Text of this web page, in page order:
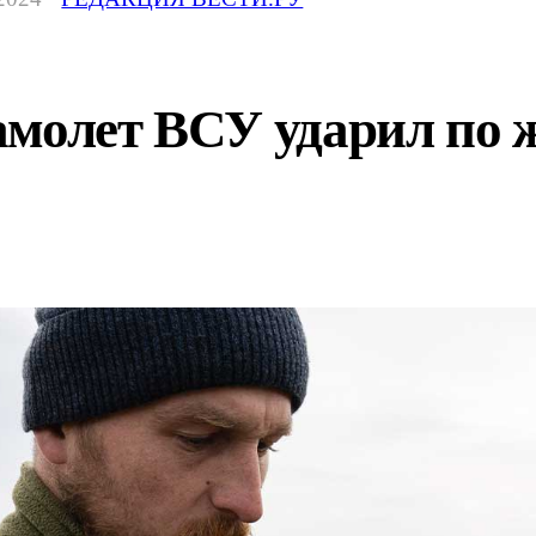
ВСУ ударил по